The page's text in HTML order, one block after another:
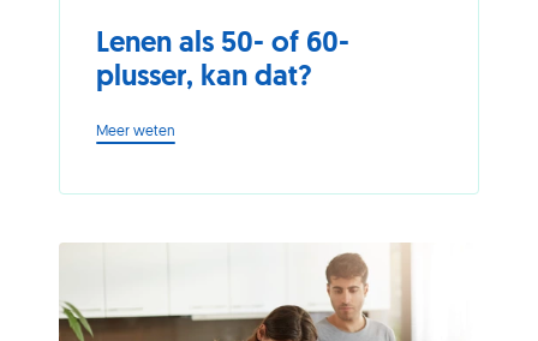
Lenen als 50- of 60-
plusser, kan dat?
Meer weten
50-
dat?